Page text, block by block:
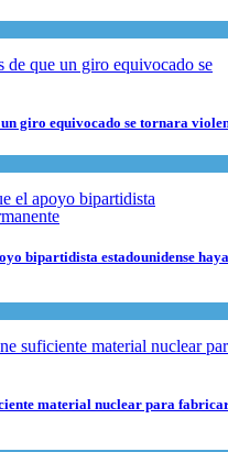
un giro equivocado se tornara
bipartidista estadounidense haya
material nuclear para